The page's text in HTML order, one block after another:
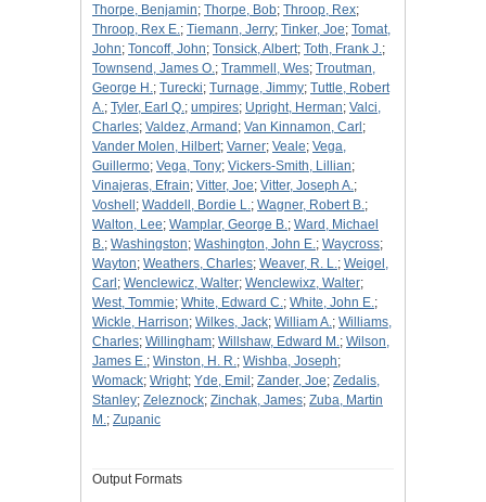
Thorpe, Benjamin; Thorpe, Bob; Throop, Rex;
Throop, Rex E.; Tiemann, Jerry; Tinker, Joe; Tomat,
John; Toncoff, John; Tonsick, Albert; Toth, Frank J.;
Townsend, James O.; Trammell, Wes; Troutman,
George H.; Turecki; Turnage, Jimmy; Tuttle, Robert
A.; Tyler, Earl Q.; umpires; Upright, Herman; Valci,
Charles; Valdez, Armand ; Van Kinnamon, Carl ;
Vander Molen, Hilbert; Varner; Veale; Vega,
Guillermo; Vega, Tony; Vickers-Smith, Lillian;
Vinajeras, Efrain; Vitter, Joe; Vitter, Joseph A.;
Voshell ; Waddell, Bordie L.; Wagner, Robert B.;
Walton, Lee; Wamplar, George B.; Ward, Michael
B.; Washingston; Washington, John E.; Waycross;
Wayton; Weathers, Charles; Weaver, R. L.; Weigel,
Carl ; Wenclewicz, Walter; Wenclewixz, Walter;
West, Tommie; White, Edward C.; White, John E.;
Wickle, Harrison; Wilkes, Jack; William A.; Williams,
Charles; Willingham; Willshaw, Edward M.; Wilson,
James E.; Winston, H. R.; Wishba, Joseph;
Womack; Wright; Yde, Emil ; Zander, Joe; Zedalis,
Stanley; Zeleznock; Zinchak, James; Zuba, Martin
M.; Zupanic
Output Formats